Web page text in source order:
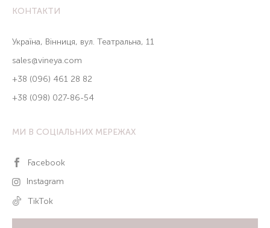
КОНТАКТИ
Україна, Вінниця, вул. Театральна, 11
sales@vineya.com
+38 (096) 461 28 82
+38 (098) 027-86-54
МИ В СОЦІАЛЬНИХ МЕРЕЖАХ
Facebook
Instagram
TikTok